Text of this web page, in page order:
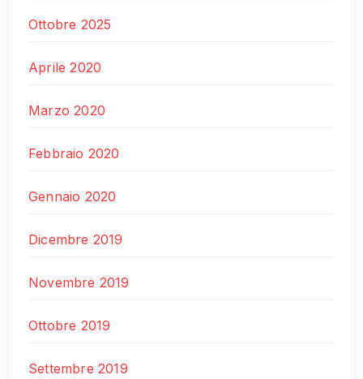
Ottobre 2025
Aprile 2020
Marzo 2020
Febbraio 2020
Gennaio 2020
Dicembre 2019
Novembre 2019
Ottobre 2019
Settembre 2019